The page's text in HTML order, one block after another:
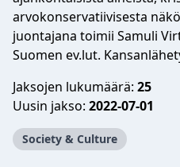
arvokonservatiivisesta
juontajana toimii Samuli
Suomen ev.lut.
Jaksojen lukumäärä: 25
Uusin jakso: 2022-07-01
Society & Culture